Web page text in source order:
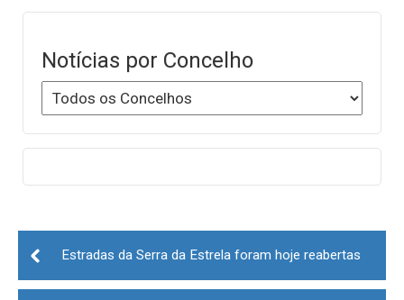
Notícias por Concelho
Post
navigation
Estradas da Serra da Estrela foram hoje reabertas